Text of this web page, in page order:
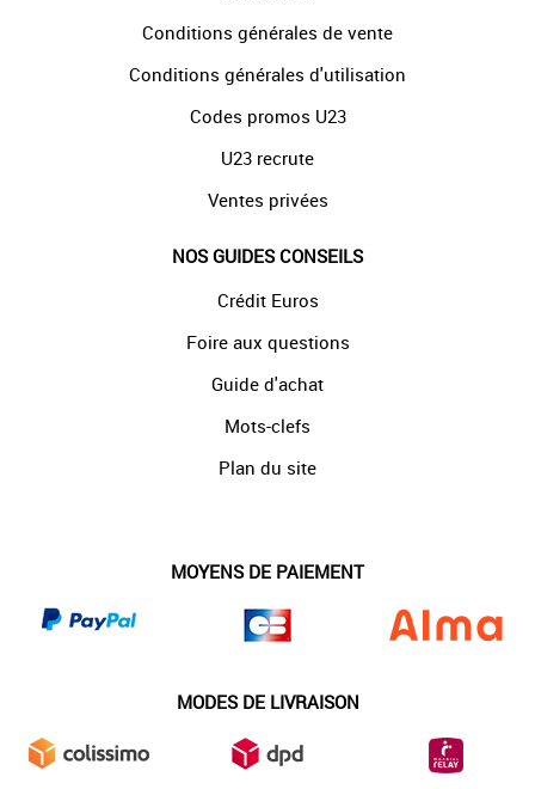
Conditions générales de vente
Conditions générales d'utilisation
Codes promos U23
U23 recrute
Ventes privées
NOS GUIDES CONSEILS
Crédit Euros
Foire aux questions
Guide d'achat
Mots-clefs
Plan du site
MOYENS DE PAIEMENT
MODES DE LIVRAISON